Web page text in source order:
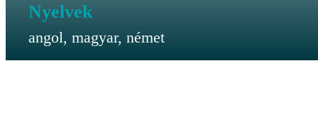
Nyelvek
angol, magyar, német